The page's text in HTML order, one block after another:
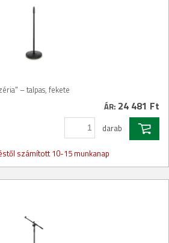
– talpas, fekete
ÁR: 24 481 Ft
darab
számított 10-15 munkanap